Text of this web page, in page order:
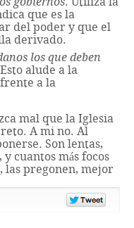
que es la
del poder y que el
derivado.
los que deben
alude a la
a la
mal que la Iglesia
A mi no. Al
Son lentas,
cuantos más focos
las pregonen, mejor